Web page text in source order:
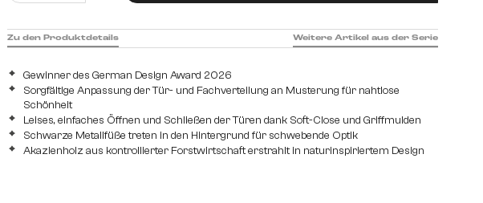
Gewinner des German Design Award 2026
Sorgfältige Anpassung der Tür- und Fachverteilung an Musterung für nahtlose
Schönheit
Leises, einfaches Öffnen und Schließen der Türen dank Soft-Close und Griffmulden
Schwarze Metallfüße treten in den Hintergrund für schwebende Optik
Akazienholz aus kontrollierter Forstwirtschaft erstrahlt in naturinspiriertem Design
Zu den Produktdetails Weitere Artikel aus der Serie